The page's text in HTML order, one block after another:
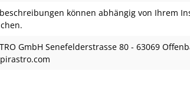
können abhängig von Ihrem
GmbH Senefelderstrasse 80 - 63069